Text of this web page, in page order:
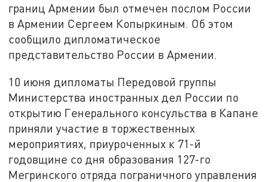
границ Армении был отмечен послом России
в Армении Сергеем Копыркиным. Об этом
сообщило дипломатическое
представительство России в Армении.
10 июня дипломаты Передовой группы
Министерства иностранных дел России по
открытию Генерального консульства в Капане
приняли участие в торжественных
мероприятиях, приуроченных к 71-й
годовщине со дня образования 127-го
Мегринского отряда пограничного управления